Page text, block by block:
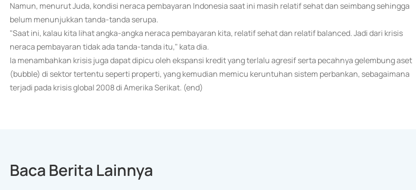
Namun, menurut Juda, kondisi neraca pembayaran Indonesia saat ini masih relatif sehat dan seimbang sehingga
belum menunjukkan tanda-tanda serupa.
"Saat ini, kalau kita lihat angka-angka neraca pembayaran kita, relatif sehat dan relatif balanced. Jadi dari krisis
neraca pembayaran tidak ada tanda-tanda itu," kata dia.
Ia menambahkan krisis juga dapat dipicu oleh ekspansi kredit yang terlalu agresif serta pecahnya gelembung aset
(bubble) di sektor tertentu seperti properti, yang kemudian memicu keruntuhan sistem perbankan, sebagaimana
terjadi pada krisis global 2008 di Amerika Serikat. (end)
Baca Berita Lainnya